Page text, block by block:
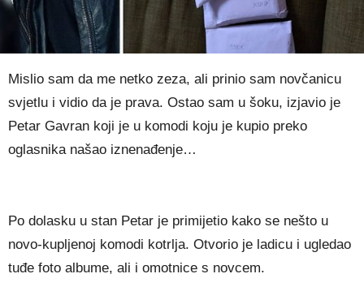
Mislio sam da me netko zeza, ali prinio sam novčanicu
svjetlu i vidio da je prava. Ostao sam u šoku, izjavio je
Petar Gavran koji je u komodi koju je kupio preko
oglasnika našao iznenađenje…
Po dolasku u stan Petar je primijetio kako se nešto u
novo-kupljenoj komodi kotrlja. Otvorio je ladicu i ugledao
tuđe foto albume, ali i omotnice s novcem.